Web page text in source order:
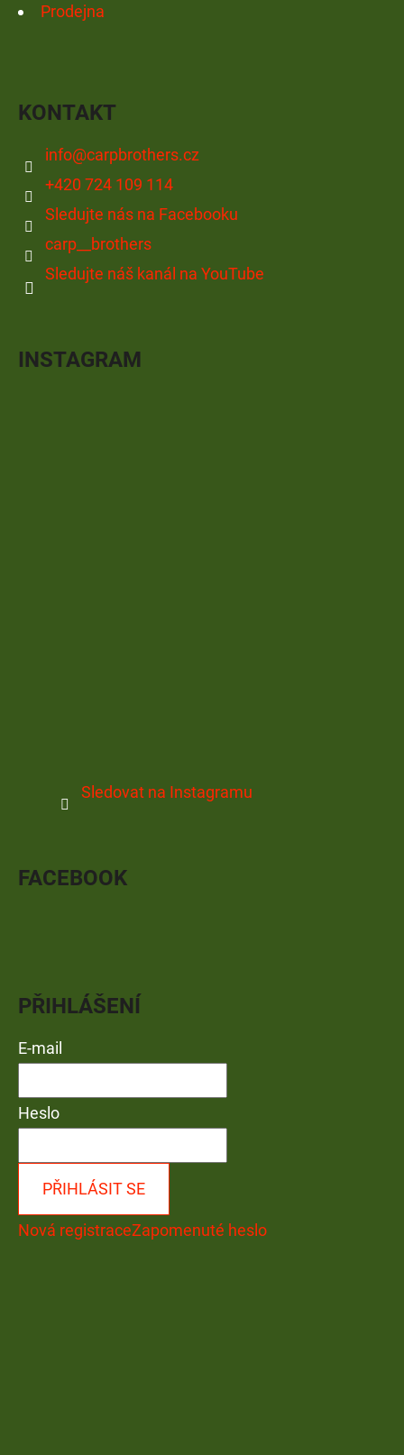
Prodejna
KONTAKT
info@carpbrothers.cz
+420 724 109 114
Sledujte nás na Facebooku
carp__brothers
Sledujte náš kanál na YouTube
INSTAGRAM
Sledovat na Instagramu
FACEBOOK
PŘIHLÁŠENÍ
E-mail
Heslo
PŘIHLÁSIT SE
Nová registraceZapomenuté heslo